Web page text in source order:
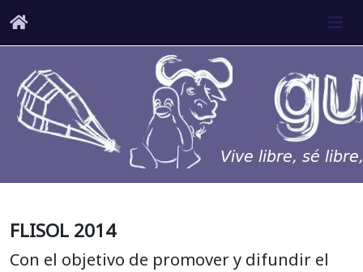
FLISOL 2014
Con el objetivo de promover y difundir el